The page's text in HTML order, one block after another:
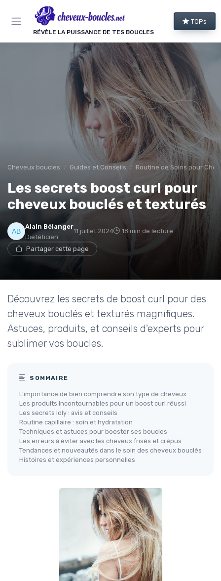
RÉVÈLE LA PUISSANCE DE TES BOUCLES
TOPs
Cheveux boucles Guides et Conseils Routine de Soins pour
Les secrets boost curl pour
cheveux bouclés et texturés
Alain Bélanger
Dietéticien
11 juillet 2024 18 min de lecture
Partager cette page
Découvrez les secrets de boost curl pour des
cheveux bouclés et texturés magnifiques.
Astuces, produits, et conseils d'experts pour
sublimer vos boucles.
SOMMAIRE
L'importance de bien comprendre son type de cheveux
Les produits incontournables pour un boost curl réussi
Les secrets loly : avis et conseils
Routine capillaire : soin et hydratation
Techniques et astuces pour booster ses boucles
Les erreurs à éviter avec les cheveux frisés et crépus
Tendances et nouveautés dans le soin des cheveux bouclés
Histoires et expériences personnelles
Panneau de gestion des cookies